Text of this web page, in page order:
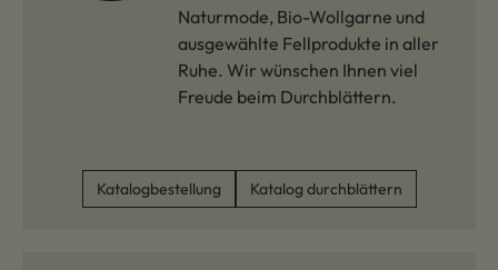
Naturmode, Bio-Wollgarne und
ausgewählte Fellprodukte in aller
Ruhe. Wir wünschen Ihnen viel
Freude beim Durchblättern.
Katalogbestellung Katalog durchblättern